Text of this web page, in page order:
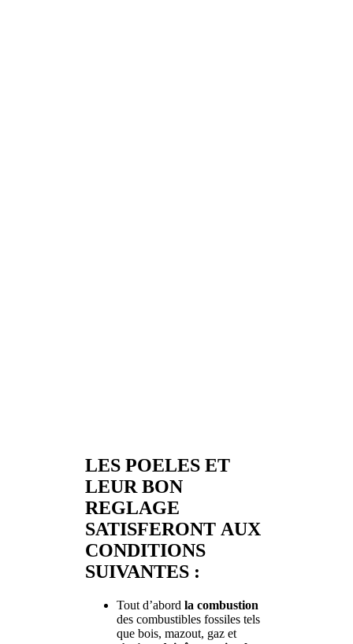
LES POELES ET
LEUR BON
REGLAGE
SATISFERONT AUX
CONDITIONS
SUIVANTES :
Tout d’abord la combustion
des combustibles fossiles tels
que bois, mazout, gaz et